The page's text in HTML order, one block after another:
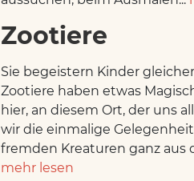
Zootiere
Sie begeistern Kinder
Zootiere haben etwas
hier, an diesem Ort, der uns
wir die einmalige
fremden Kreaturen ganz aus
mehr lesen